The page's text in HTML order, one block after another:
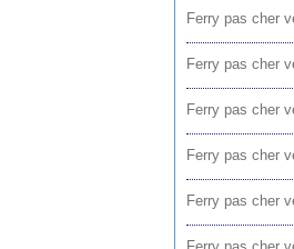
Ferry pas cher
Ferry pas cher
Ferry pas cher
Ferry pas cher
Ferry pas cher